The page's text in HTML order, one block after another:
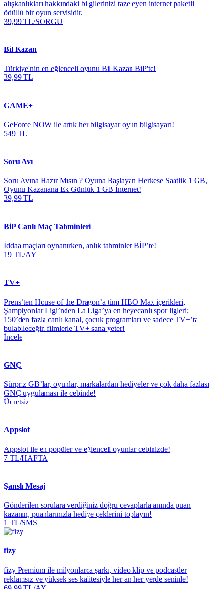
alışkanlıkları hakkındaki bilgilerinizi tazeleyen internet paketli
ödüllü bir oyun servisidir.
39,99 TL/SORGU
Bil Kazan
Türkiye'nin en eğlenceli oyunu Bil Kazan BiP'te!
39,99 TL
GAME+
GeForce NOW ile artık her bilgisayar oyun bilgisayarı!
549 TL
Soru Avı
Soru Avına Hazır Mısın ? Oyuna Başlayan Herkese Saatlik 1 GB,
Oyunu Kazanana Ek Günlük 1 GB İnternet!
39,99 TL
BiP Canlı Maç Tahminleri
İddaa maçları oynanırken, anlık tahminler BİP’te!
19 TL/AY
TV+
Prens’ten House of the Dragon’a tüm HBO Max içerikleri,
Şampiyonlar Ligi’nden La Liga’ya en heyecanlı spor ligleri;
150’den fazla canlı kanal, çocuk programları ve sadece TV+’ta
bulabileceğin filmlerle TV+ sana yeter!
İncele
GNÇ
Sürpriz GB’lar, oyunlar, markalardan hediyeler ve çok daha fazlası
GNÇ uygulaması ile cebinde!
Ücretsiz
Appslot
Appslot ile en popüler ve eğlenceli oyunlar cebinizde!
7 TL/HAFTA
Şanslı Mesaj
Gönderilen sorulara verdiğiniz doğru cevaplarla anında puan
kazanın, puanlarınızla hediye çeklerini toplayın!
1 TL/SMS
fizy
fizy Premium ile milyonlarca şarkı, video klip ve podcastler
reklamsız ve yüksek ses kalitesiyle her an her yerde seninle!